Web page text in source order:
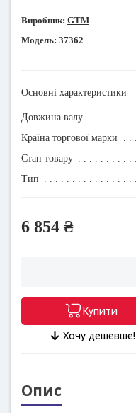
Виробник: GTM
Модель: 37362
Основні характеристики
Довжина валу
Країна торгової марки
Стан товару
Тип
6 854 ₴
Купити
Хочу дешевше!
Опис